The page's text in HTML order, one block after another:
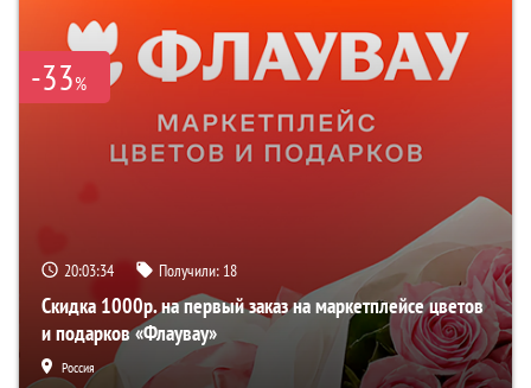
-33%
20:03:33 Получили: 18
Скидка 1000р. на первый заказ на маркетплейсе цветов
и подарков «Флаувау»
Россия